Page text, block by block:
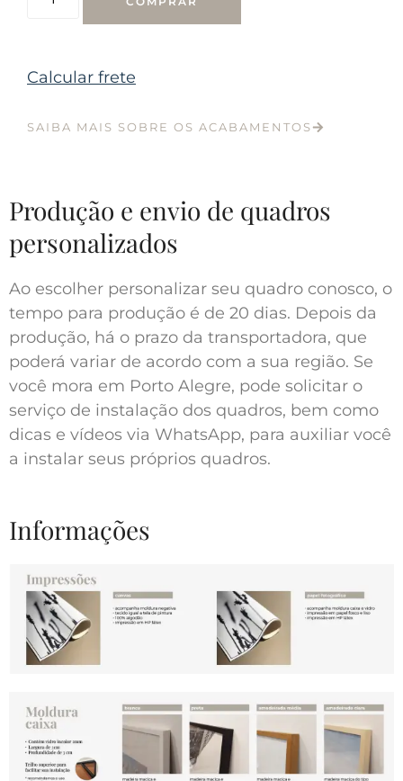
Calcular frete
SAIBA MAIS SOBRE OS ACABAMENTOS
Produção e envio de quadros
personalizados
Ao escolher personalizar seu quadro conosco, o
tempo para produção é de 20 dias. Depois da
produção, há o prazo da transportadora, que
poderá variar de acordo com a sua região. Se
você mora em Porto Alegre, pode solicitar o
serviço de instalação dos quadros, bem como
dicas e vídeos via WhatsApp, para auxiliar você
a instalar seus próprios quadros.
Informações